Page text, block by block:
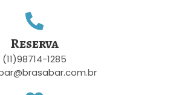
Reserva
(11)98714-1285